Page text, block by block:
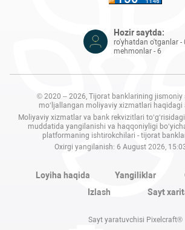
Hozir saytda:
ro'yhatdan o'tganlar -
mehmonlar - 6
© 2020 – 2026, Tijorat banklarining jismoniy
mo‘ljallangan moliyaviy xizmatlari haqidagi
Moliyaviy xizmatlar va bank rekvizitlari
muddatida yangilanishi va haqqoniyligi
platformaning ishtirokchilari - tijorat
Oxirgi yangilanish: 6 August 2026,
Loyiha haqida Yangiliklar
Izlash
Sayt
Sayt yaratuvchisi Pixelcraft®